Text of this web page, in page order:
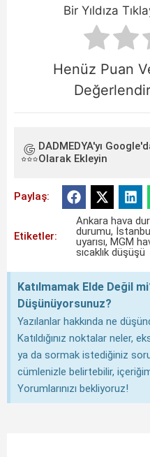
Bir Yıldıza
Henüz Puan
DADMEDYA'yı
Olarak Ekleyin
Paylaş:
Etiketler:
Ankara hava
durumu,
uyarısı,MGM
sıcaklık düşüşü
Katılmamak Elde Değil
Düşünüyorsunuz?
Yazılanlar hakkında ne
Katıldığınız noktalar neler,
ya da sormak istediğiniz
cümlenizle belirtebilir,
Yorumlarınızı bekliyoruz!